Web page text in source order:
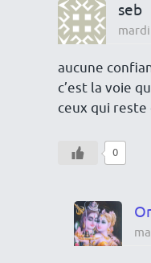
seb
aucune
c’est la voie
ceux qui
0